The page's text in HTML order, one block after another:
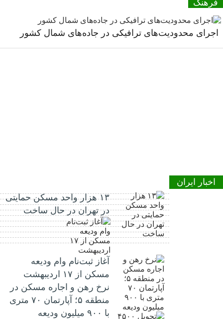
فرهنگ
اجرای محدودیت‌های ترافیکی در جاده‌های شمال کشور
اخبار ایران
۱۳ هزار واحد مسکن حمایتی
در تهران در حال ساخت
آغاز ثبت‌نام وام ودیعه
مسکن از ۱۷ اردیبهشت
نرخ‌ رهن و اجاره مسکن در
منطقه ۵؛ آپارتمان ۷۰ متری
با ۹۰۰ میلیون ودیعه